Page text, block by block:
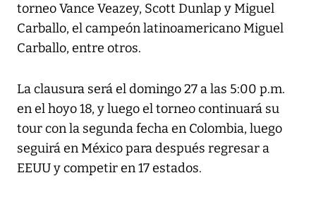
torneo Vance Veazey, Scott Dunlap y Miguel
Carballo, el campeón latinoamericano Miguel
Carballo, entre otros.
La clausura será el domingo 27 a las 5:00 p.m.
en el hoyo 18, y luego el torneo continuará su
tour con la segunda fecha en Colombia, luego
seguirá en México para después regresar a
EEUU y competir en 17 estados.